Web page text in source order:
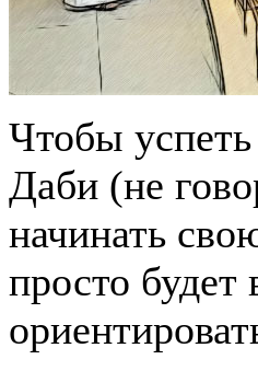
Чтобы
Даби (не
начинать
просто